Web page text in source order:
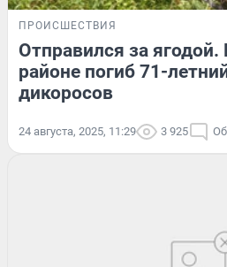
ПРОИСШЕСТВИЯ
Отправился за
районе погиб 71-
дикоросов
24 августа, 2025, 11:29 3 925